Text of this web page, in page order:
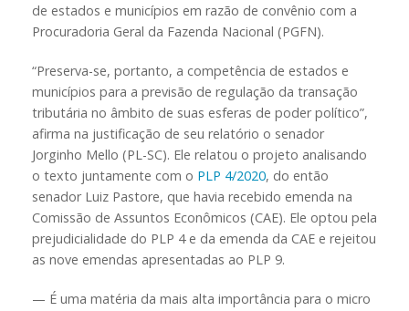
de estados e municípios em razão de convênio com a
Procuradoria Geral da Fazenda Nacional (PGFN).
“Preserva-se, portanto, a competência de estados e
municípios para a previsão de regulação da transação
tributária no âmbito de suas esferas de poder político”,
afirma na justificação de seu relatório o senador
Jorginho Mello (PL-SC). Ele relatou o projeto analisando
o texto juntamente com o PLP 4/2020, do então
senador Luiz Pastore, que havia recebido emenda na
Comissão de Assuntos Econômicos (CAE). Ele optou pela
prejudicialidade do PLP 4 e da emenda da CAE e rejeitou
as nove emendas apresentadas ao PLP 9.
— É uma matéria da mais alta importância para o micro